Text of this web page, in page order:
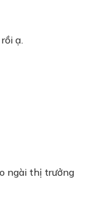
ạ.
ngài thị trưởng